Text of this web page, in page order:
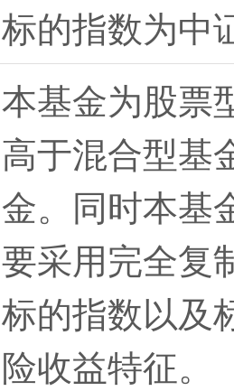
标的指数为中
本基金为股票
高于混合型基
金。同时本基
要采用完全复
标的指数以及
险收益特征。